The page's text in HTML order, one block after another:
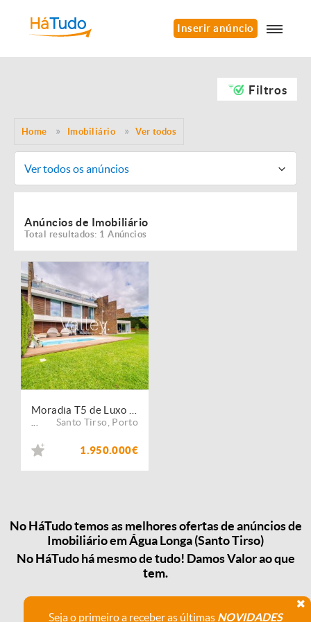
Inserir anúncio
Filtros
Home Imobiliário Ver todos
Ver todos os anúncios
Anúncios de Imobiliário
Total resultados: 1 Anúncios
Santo Tirso Porto
1.950.000€
No HáTudo temos as melhores ofertas de anúncios de
Imobiliário em Água Longa (Santo Tirso)
No HáTudo há mesmo de tudo! Damos Valor ao que
tem.
Seja o primeiro a receber as últimas NOVIDADES